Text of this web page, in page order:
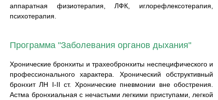
аппаратная физиотерапия, ЛФК, иглорефлексотерапия,
психотерапия.
Программа "Заболевания органов дыхания"
Хронические бронхиты и трахеобронхиты неспецифического и
профессионального характера. Хронический обструктивный
бронхит ЛН I-II ст. Хронические пневмонии вне обострения.
Астма бронхиальная с нечастыми легкими приступами, легкой